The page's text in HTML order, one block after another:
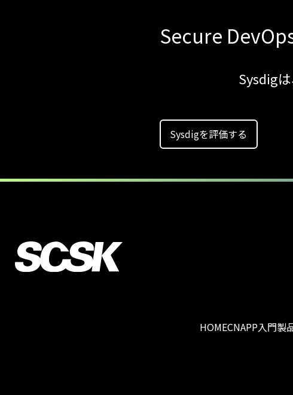
Secure
Sysdig
Sysdigを評価する
HOMECNAPP入門製